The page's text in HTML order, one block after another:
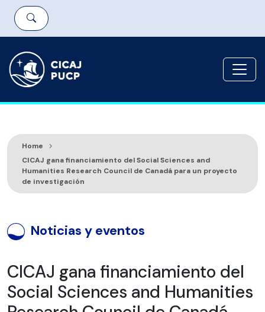
Home
CICAJ gana financiamiento del Social Sciences and
Humanities Research Council de Canadá para un proyecto
de investigación
Noticias y eventos
CICAJ gana financiamiento del
Social Sciences and Humanities